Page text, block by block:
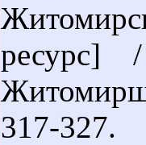
317-